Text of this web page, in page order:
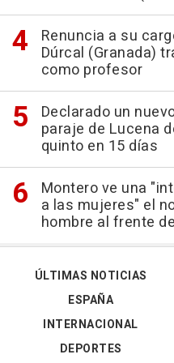
Renuncia a su
Dúrcal (Granada)
como profesor
Declarado un
paraje de Lucena
quinto en 15 días
Montero ve una
a las mujeres" el
hombre al frente
ÚLTIMAS NOTICIAS
ESPAÑA
INTERNACIONAL
DEPORTES